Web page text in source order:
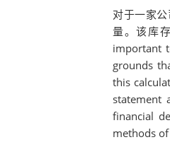
对于一家
量。该库
important
grounds
this
statement
financial
methods